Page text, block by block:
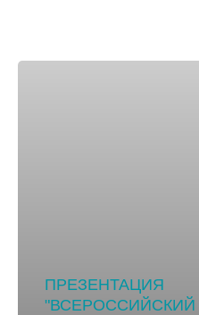
ПРЕЗЕНТАЦИЯ
"ВСЕРОССИЙСКИЙ